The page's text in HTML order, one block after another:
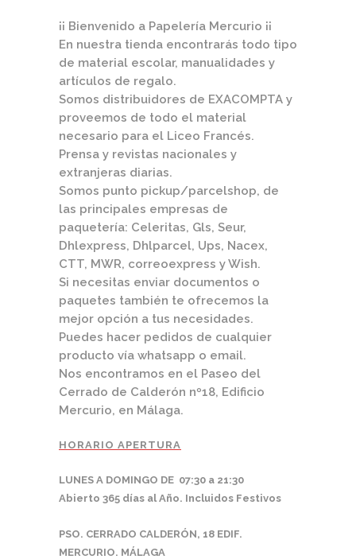
¡¡ Bienvenido a Papelería Mercurio ¡¡
En nuestra tienda encontrarás todo tipo
de material escolar, manualidades y
artículos de regalo.
Somos distribuidores de EXACOMPTA y
proveemos de todo el material
necesario para el Liceo Francés.
Prensa y revistas nacionales y
extranjeras diarias.
Somos punto pickup/parcelshop, de
las principales empresas de
paquetería: Celeritas, Gls, Seur,
Dhlexpress, Dhlparcel, Ups, Nacex,
CTT, MWR, correoexpress y Wish.
Si necesitas enviar documentos o
paquetes también te ofrecemos la
mejor opción a tus necesidades.
Puedes hacer pedidos de cualquier
producto vía whatsapp o email.
Nos encontramos en el Paseo del
Cerrado de Calderón nº18, Edificio
Mercurio, en Málaga.
HORARIO APERTURA
LUNES A DOMINGO DE 07:30 a 21:30
Abierto 365 días al Año. Incluidos Festivos
PSO. CERRADO CALDERÓN, 18 EDIF.
MERCURIO. MÁLAGA